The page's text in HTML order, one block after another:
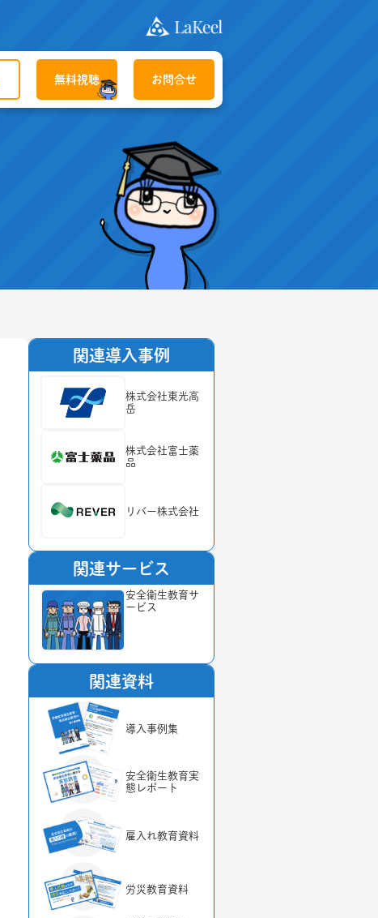
無料視聴 お問合せ
関連導入事例
株式会社東光高
岳
株式会社富士薬
品
リバー株式会社
関連サービス
安全衛生教育サ
ービス
関連資料
導入事例集
安全衛生教育実
態レポート
雇入れ教育資料
労災教育資料